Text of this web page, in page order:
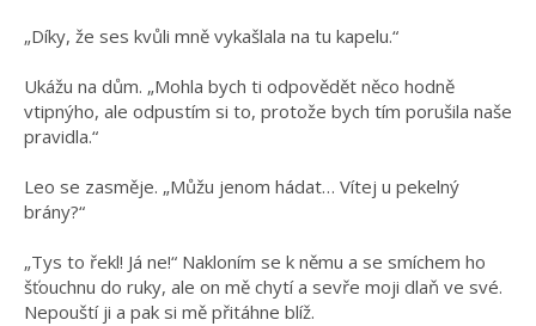
„Díky, že ses kvůli mně vykašlala na tu kapelu.“
Ukážu na dům. „Mohla bych ti odpovědět něco hodně
vtipnýho, ale odpustím si to, protože bych tím porušila naše
pravidla.“
Leo se zasměje. „Můžu jenom hádat… Vítej u pekelný
brány?“
„Tys to řekl! Já ne!“ Nakloním se k němu a se smíchem ho
šťouchnu do ruky, ale on mě chytí a sevře moji dlaň ve své.
Nepouští ji a pak si mě přitáhne blíž.